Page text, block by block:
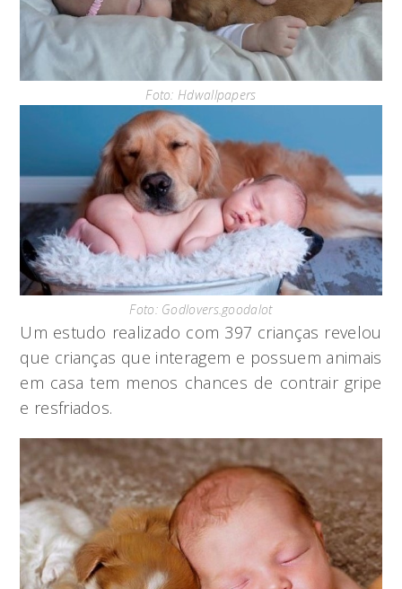
Foto: Hdwallpapers
Foto: Godlovers.goodalot
Um estudo realizado com 397 crianças revelou
que crianças que interagem e possuem animais
em casa tem menos chances de contrair gripe
e resfriados.